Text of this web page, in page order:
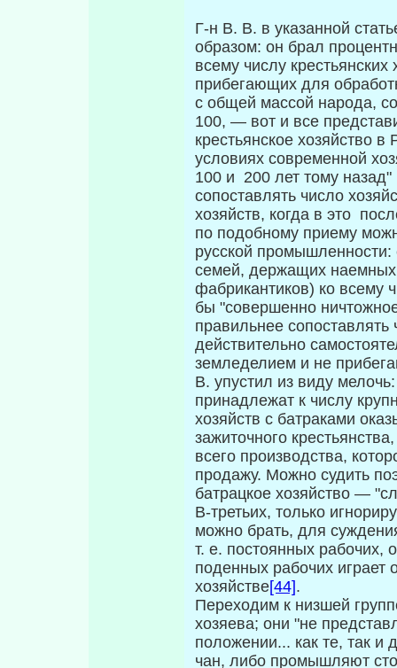
Г-н В. В. в указанной
образом: он брал
всему числу
прибегающих для
с общей массой народа,
100, — вот и все
крестьянское хозяйство
условиях современной
100 и 200 лет тому
сопоставлять число
хозяйств, когда в это
по подобному приему
русской
семей, держащих наемных
фабрикантиков) ко всему
бы "совершенно
правильнее
действительно
земледелием и не
В. упустил из виду
принадлежат к числу
хозяйств с батра­ками
зажиточного
всего производства,
продажу. Можно судить
батрацкое хозяйство —
В-третьих, только
можно брать, для
т. е. постоянных рабочих,
поденных рабочих играет
хозяйстве[44].
Переходим к низшей
хозяева; они "не
положении... как те, так и
чан, либо промышляют